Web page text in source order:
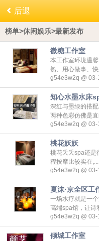
后退
榜单>休闲娱乐>最新发布
微糖工作室
本工作室环境温
熟、用心做事、
g54e3w2q @ 03-
知心水墨水床
深红与墨绿的搭
两种色彩仿佛是
g54e3w2q @ 03-
桃花妖妖
桃花夭夭spa还是
程按摩比较实在,...
g54e3w2q @ 03-
夏沫·京全区工
一场水疗就是一
高端spa馆，让诗
g54e3w2q @ 03-
倾城工作室